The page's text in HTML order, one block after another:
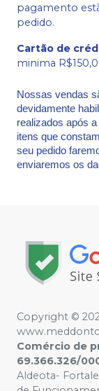
pagamento
pedido.
Cartão de
minima
Nossas vendas
devidamente
realizados após
itens que
seu pedido
enviaremos os
Copyright ©
Comércio de
69.366.326/
Aldeota-